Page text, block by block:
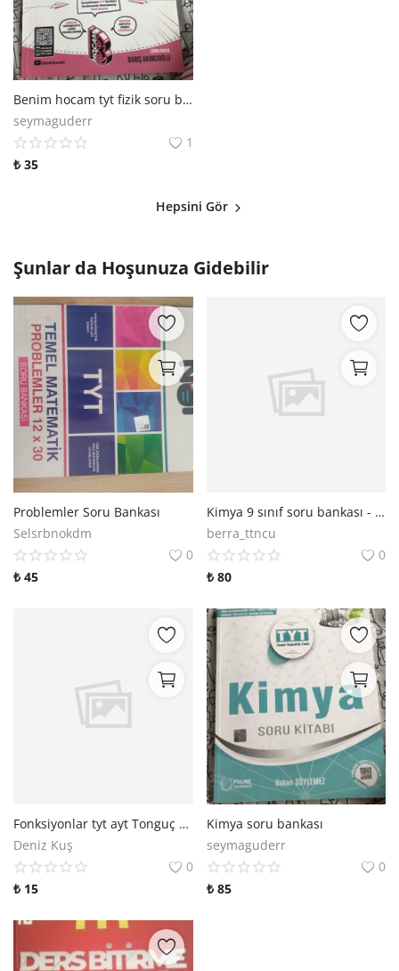
Benim hocam tyt fizik soru bankası
seymaguderr
1
₺ 35
Hepsini Gör
Şunlar da Hoşunuza Gidebilir
Problemler Soru Bankası
Selsrbnokdm
0
₺ 45
Kimya 9 sınıf soru bankası - palme yayıncılık
berra_ttncu
0
₺80
Fonksiyonlar tyt ayt Tonguç kampüs
Deniz Kuş
0
₺ 15
Kimya soru bankası
seymaguderr
0
₺85